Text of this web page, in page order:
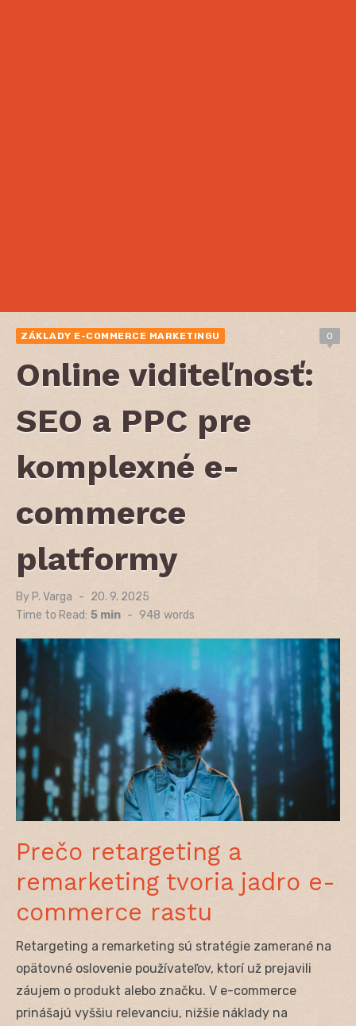
ZÁKLADY E-COMMERCE MARKETINGU 0
Online viditeľnosť:
SEO a PPC pre
komplexné e-
commerce
platformy
By P. Varga
Posted
on
20. 9. 2025
Time to Read: 5 min - 948 words
Prečo retargeting a
remarketing tvoria jadro e-
commerce rastu
Retargeting a remarketing sú stratégie zamerané na
opätovné oslovenie používateľov, ktorí už prejavili
záujem o produkt alebo značku. V e-commerce
prinášajú vyššiu relevanciu, nižšie náklady na